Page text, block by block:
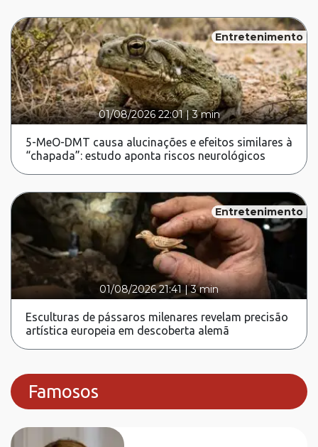
Entretenimento
01/08/2026 22:01|3 min
5-MeO-DMT causa alucinações e efeitos similares à
“chapada”: estudo aponta riscos neurológicos
Entretenimento
01/08/2026 21:41 |3 min
Esculturas de pássaros milenares revelam precisão
artística europeia em descoberta alemã
Famosos